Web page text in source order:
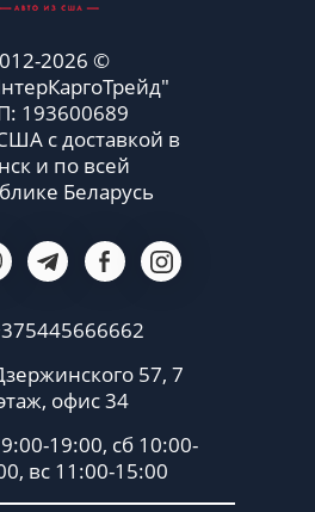
2026 ©
193600689
с доставкой в
и по всей
Беларусь
57, 7
офис 34
19:00, сб 10:00-
вс 11:00-15:00